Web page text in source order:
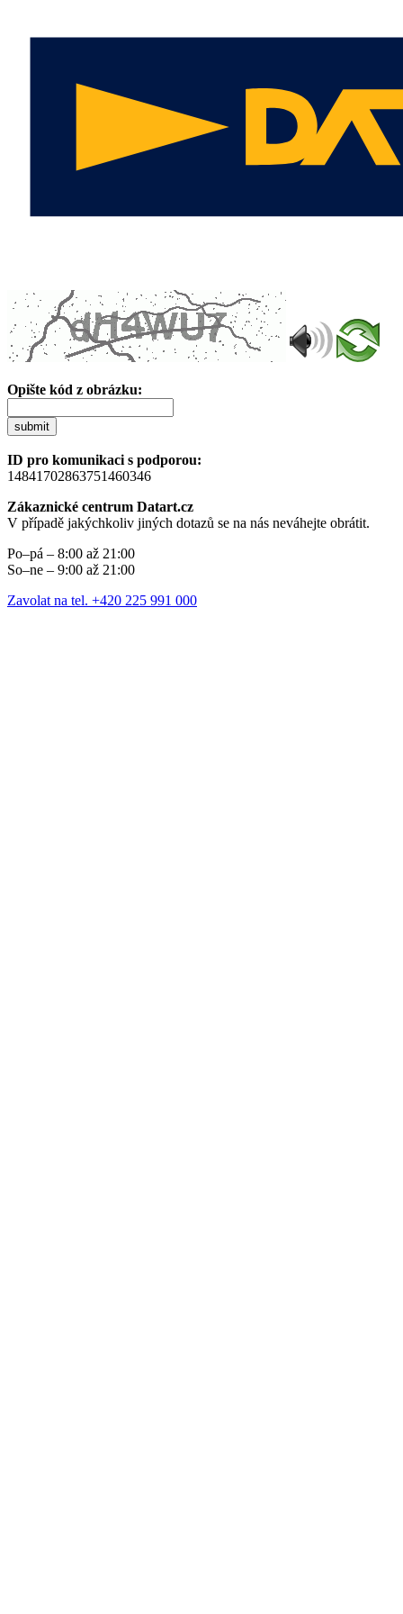
Opište kód z obrázku:
submit
ID pro komunikaci s podporou:
14841702863751460346
Zákaznické centrum Datart.cz
V případě jakýchkoliv jiných dotazů se na nás neváhejte obrátit.
Po–pá – 8:00 až 21:00
So–ne – 9:00 až 21:00
Zavolat na tel. +420 225 991 000